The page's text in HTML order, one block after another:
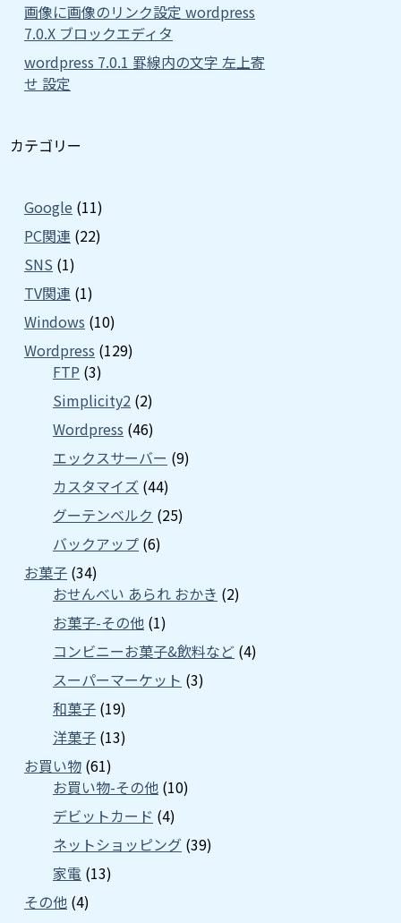
画像に画像のリンク設定 wordpress
7.0.X ブロックエディタ
wordpress 7.0.1 罫線内の文字 左上寄
せ 設定
カテゴリー
Google (11)
PC関連 (22)
SNS (1)
TV関連 (1)
Windows (10)
Wordpress (129)
FTP (3)
Simplicity2 (2)
Wordpress (46)
エックスサーバー (9)
カスタマイズ (44)
グーテンベルク (25)
バックアップ (6)
お菓子 (34)
おせんべい あられ おかき (2)
お菓子-その他 (1)
コンビニーお菓子&飲料など (4)
スーパーマーケット (3)
和菓子 (19)
洋菓子 (13)
お買い物 (61)
お買い物-その他 (10)
デビットカード (4)
ネットショッピング (39)
家電 (13)
その他 (4)